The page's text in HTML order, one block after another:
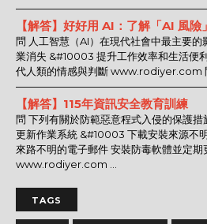
【解答】好好用 AI：了解「AI 風
問 人工智慧（AI）在現代社會中最主要
業消失 &#10003 提升工作效率和生活便
代人類的情感與判斷 www.rodiyer.com
【解答】115年資訊安全教育訓練
問 下列有關於防範惡意程式入侵的保護
更新作業系統 &#10003 下載安裝來源不
來路不明的電子郵件 安裝防毒軟體並定期
www.rodiyer.com ...
TAGS